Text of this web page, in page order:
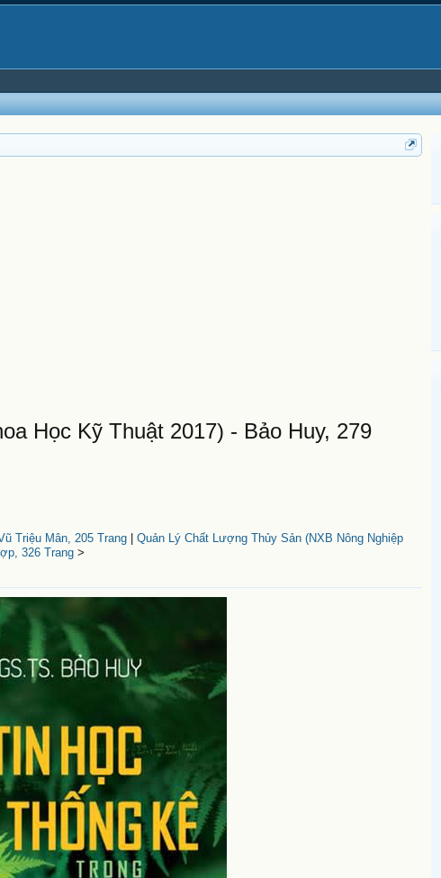
Học Kỹ Thuật 2017) - Bảo Huy, 279
Triệu Mân, 205 Trang
Quản Lý Chất Lượng Thủy Sản (NXB Nông Nghiệp
326 Trang >